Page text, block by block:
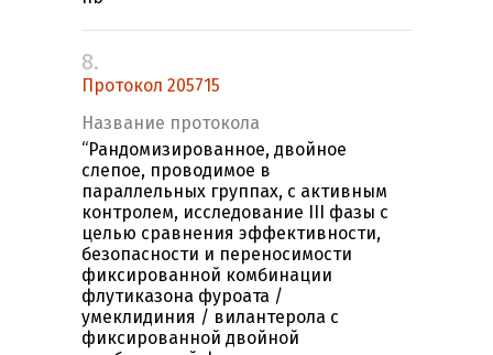
8.
Протокол 205715
Название протокола
“Рандомизированное, двойное
слепое, проводимое в
параллельных группах, с активным
контролем, исследование III фазы с
целью сравнения эффективности,
безопасности и переносимости
фиксированной комбинации
флутиказона фуроата /
умеклидиния / вилантерола с
фиксированной двойной